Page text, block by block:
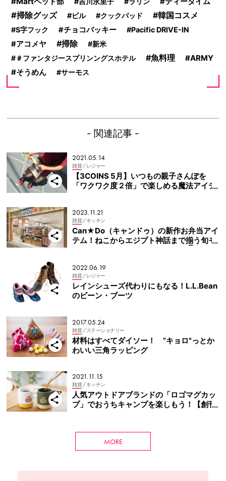
掃除グッズ ピル クックパッド 韓国コスメ
S字フック チョコバッキー Pacific DRIVE-IN
アコメヤ 掃除
新米
＃ファンタジースプリンングスホテル
魚料理
ARMY
そうめん
サーモス
- 関連記事 -
2021.05.14
雑貨 / レジャー
【3COINS 5月】いつもの親子さんぽを
「ワクワク度２倍」で楽しめる魔法アイテ
2023.11.21
雑貨 / キッチン
Can★Do（キャンドゥ）の新作お弁当アイ
テム！ねこからエジプト神話まで揃う旬モ
2022.06.19
雑貨 / レジャー
レインシューズ代わりにもなる！L.L.Bean
のビーン・ブーツ
2017.05.24
雑貨 / ステーショナリー
材料はすべてダイソー！ ”キョロ"っとか
わいい三角ラッピング
2021.11.15
雑貨 / キッチン
人気アウトドアブランドの「ロゴマグカッ
プ」でおうちキャンプを楽しもう！【創刊1
MORE